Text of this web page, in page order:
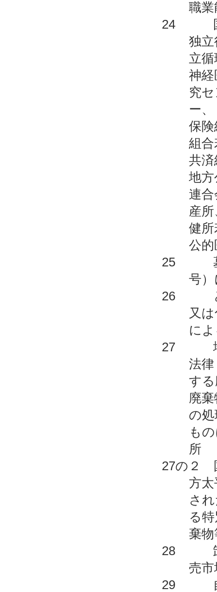
職
24 国、
独
立
神
究
ー
保
組
共
地
連
産
健
公
25 墓地
号
26 と畜
又
に
27 地方
法律
す
廃
の
も
所
27の２
方
さ
る
棄
28 卸売
売
29 自然